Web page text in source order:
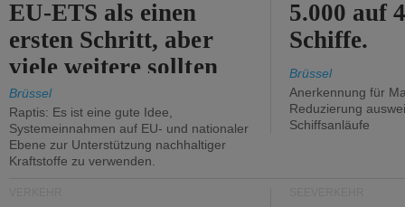
EU-ETS als einen
ersten Schritt, aber
viele weitere sollten
folgen.
Brüssel
Raptis: Es ist eine gute Idee,
Systemeinnahmen auf EU- und nationaler
Ebene zur Unterstützung nachhaltiger
Kraftstoffe zu verwenden.
5.000 auf
Schiffe.
Brüssel
Anerkennung für
Reduzierung
Schiffsanläufe